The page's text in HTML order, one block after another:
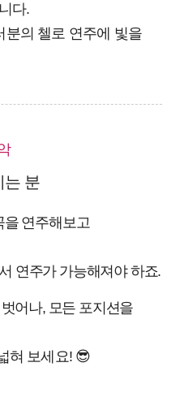
다.
분의 첼로 연주에 빛을
는 분
을 연주해보고
연주가 가능해져야 하죠.
어나, 모든 포지션을
혀 보세요! 😎